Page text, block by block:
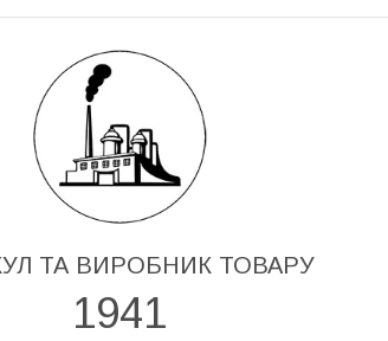
ТА ВИРОБНИК ТОВАРУ
1941